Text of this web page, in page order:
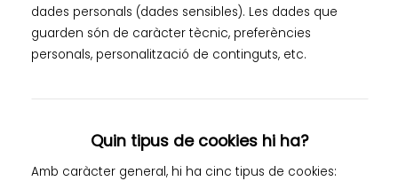
dades personals (dades sensibles). Les dades que
guarden són de caràcter tècnic, preferències
personals, personalització de continguts, etc.
Quin tipus de cookies hi ha?
Amb caràcter general, hi ha cinc tipus de cookies: